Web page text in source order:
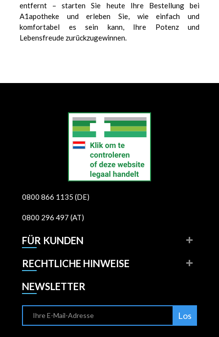
entfernt – starten Sie heute Ihre Bestellung bei
A1apotheke und erleben Sie, wie einfach und
komfortabel es sein kann, Ihre Potenz und
Lebensfreude zurückzugewinnen.
0800 866 1135 (DE)
0800 296 497 (AT)
FÜR KUNDEN
RECHTLICHE HINWEISE
NEWSLETTER
Los